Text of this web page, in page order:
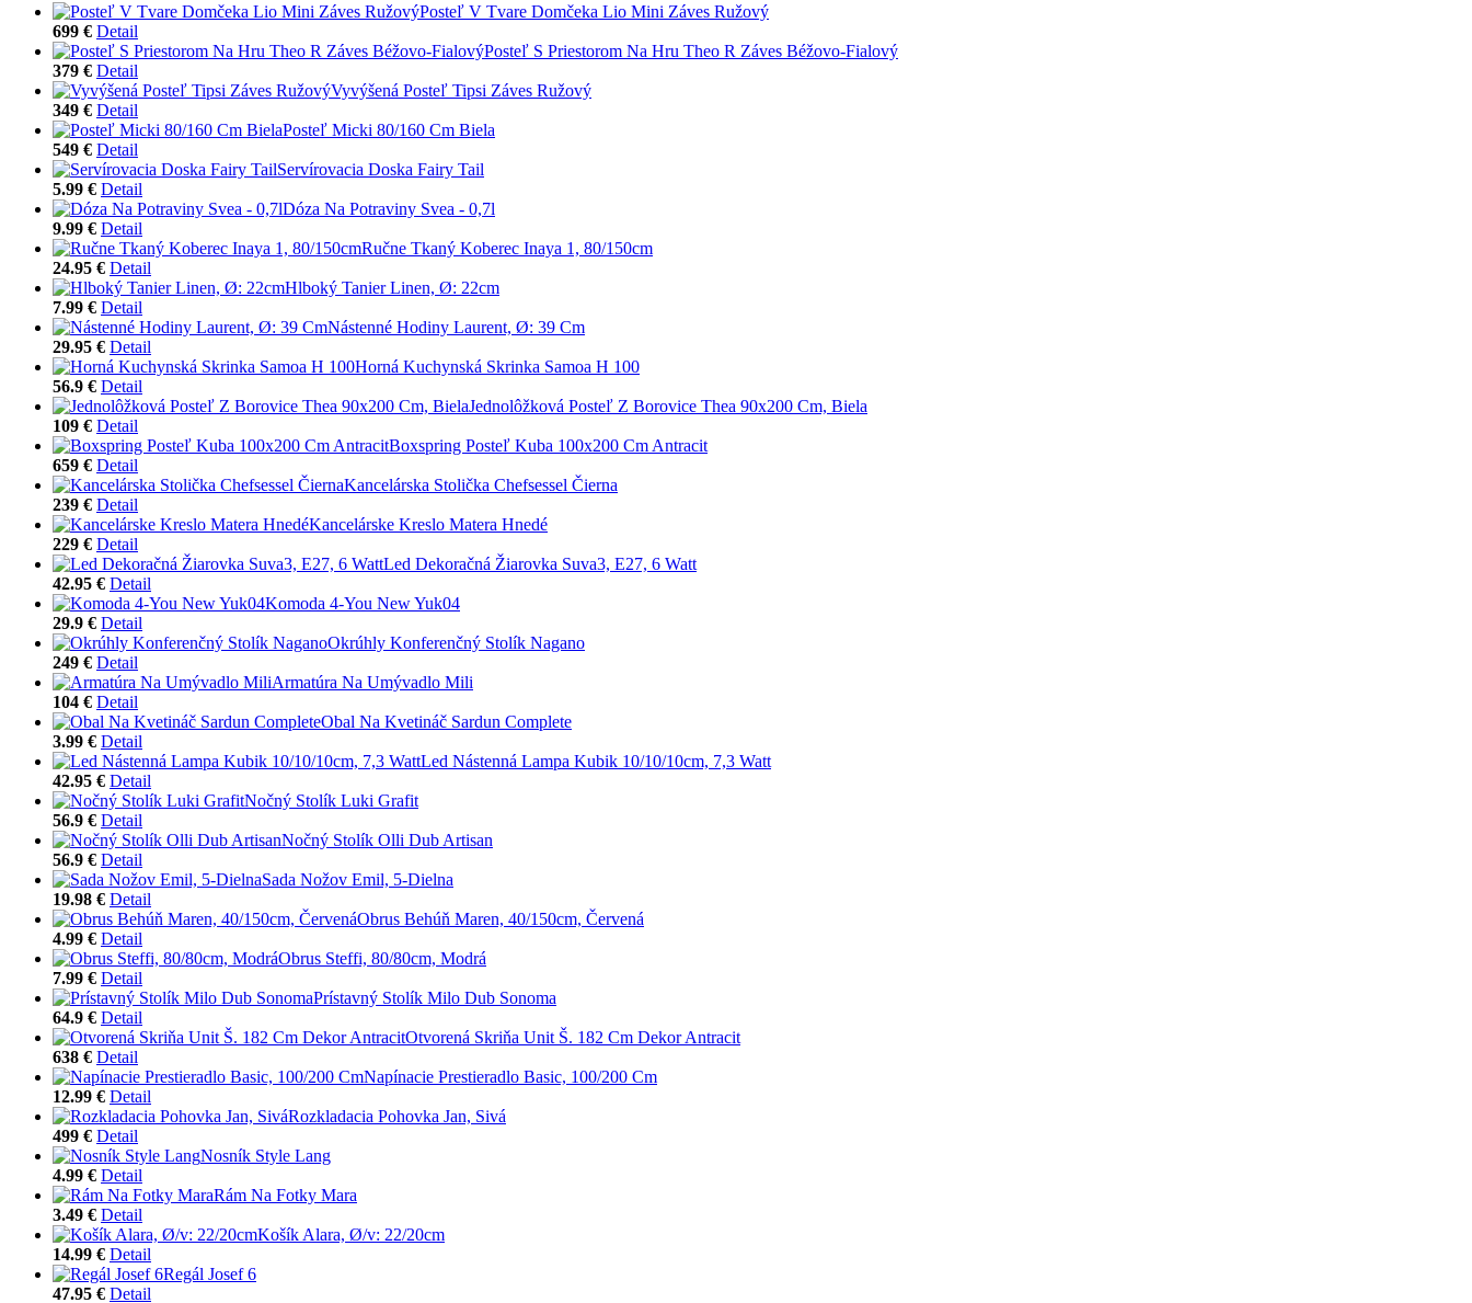
Posteľ V Tvare Domčeka Lio Mini Záves Ružový
699 € Detail
Posteľ S Priestorom Na Hru Theo R Záves Béžovo-Fialový
379 € Detail
Vyvýšená Posteľ Tipsi Záves Ružový
349 € Detail
Posteľ Micki 80/160 Cm Biela
549 € Detail
Servírovacia Doska Fairy Tail
5.99 € Detail
Dóza Na Potraviny Svea - 0,7l
9.99 € Detail
Ručne Tkaný Koberec Inaya 1, 80/150cm
24.95 € Detail
Hlboký Tanier Linen, Ø: 22cm
7.99 € Detail
Nástenné Hodiny Laurent, Ø: 39 Cm
29.95 € Detail
Horná Kuchynská Skrinka Samoa H 100
56.9 € Detail
Jednolôžková Posteľ Z Borovice Thea 90x200 Cm, Biela
109 € Detail
Boxspring Posteľ Kuba 100x200 Cm Antracit
659 € Detail
Kancelárska Stolička Chefsessel Čierna
239 € Detail
Kancelárske Kreslo Matera Hnedé
229 € Detail
Led Dekoračná Žiarovka Suva3, E27, 6 Watt
42.95 € Detail
Komoda 4-You New Yuk04
29.9 € Detail
Okrúhly Konferenčný Stolík Nagano
249 € Detail
Armatúra Na Umývadlo Mili
104 € Detail
Obal Na Kvetináč Sardun Complete
3.99 € Detail
Led Nástenná Lampa Kubik 10/10/10cm, 7,3 Watt
42.95 € Detail
Nočný Stolík Luki Grafit
56.9 € Detail
Nočný Stolík Olli Dub Artisan
56.9 € Detail
Sada Nožov Emil, 5-Dielna
19.98 € Detail
Obrus Behúň Maren, 40/150cm, Červená
4.99 € Detail
Obrus Steffi, 80/80cm, Modrá
7.99 € Detail
Prístavný Stolík Milo Dub Sonoma
64.9 € Detail
Otvorená Skriňa Unit Š. 182 Cm Dekor Antracit
638 € Detail
Napínacie Prestieradlo Basic, 100/200 Cm
12.99 € Detail
Rozkladacia Pohovka Jan, Sivá
499 € Detail
Nosník Style Lang
4.99 € Detail
Rám Na Fotky Mara
3.49 € Detail
Košík Alara, Ø/v: 22/20cm
14.99 € Detail
Regál Josef 6
47.95 € Detail